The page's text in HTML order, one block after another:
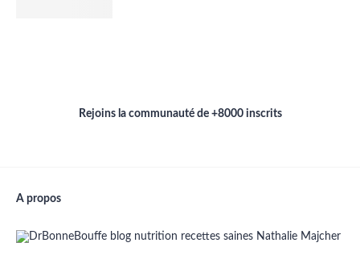
Rejoins la communauté de +8000 inscrits
A propos